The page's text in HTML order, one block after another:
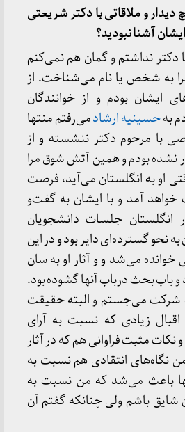
و ملاقاتی با دکتر شریعتی
آشنا نبودید؟
دکتر نداشتم و گمان هم نمی‌کنم
به شخص یا نام می‌شناخت. از
ایشان بودم و از خوانندگان
بهحسینیه ارشادمی‌رفتم منتها
با مرحوم دکتر ننشسته و از
نشده بودم و همین آتش شوق مرا
او به انگلستان می‌آید، فرصت
آمد و با ایشان به گفت‌و
جلسات دانشجویان
نحو گسترده‌ای دایر بود و در این
می‌شد و و آثار او به سان
باب بحث درباب آنها گشوده بود.
می‌جستم و البته حقیقت
زیادی که نسبت به آرای
مثبت فراوانی هم که در آثار
من نگاه‌های انتقادی هم نسبت به
باعث می‌شد که من نسبت به
شایق باشم ولی چنانکه گفتم آن